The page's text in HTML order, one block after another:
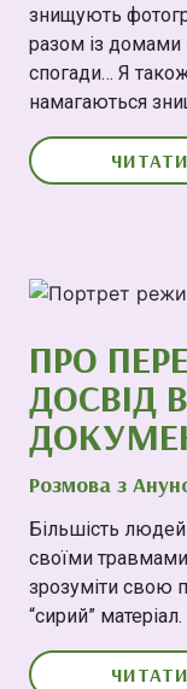
знищують
разом із домами
спогади… Я
намагаються
ЧИТАТИ
ПРО
ДОСВІД
Розмова з
Більшість
своїми
зрозуміти свою
“сирий” матеріал.
ЧИТАТИ